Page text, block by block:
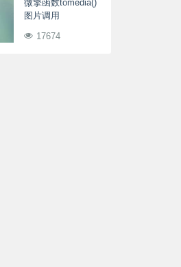
微擎函数tomedia()
图片调用
17674